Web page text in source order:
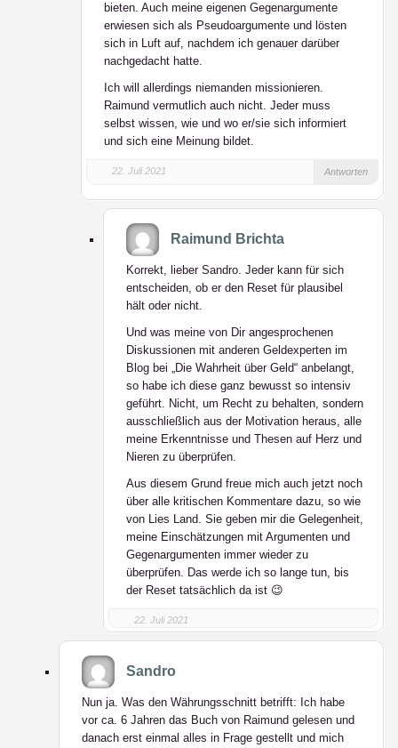
bieten. Auch meine eigenen Gegenargumente
erwiesen sich als Pseudoargumente und lösten
sich in Luft auf, nachdem ich genauer darüber
nachgedacht hatte.
Ich will allerdings niemanden missionieren.
Raimund vermutlich auch nicht. Jeder muss
selbst wissen, wie und wo er/sie sich informiert
und sich eine Meinung bildet.
22. Juli 2021 Antworten
Raimund Brichta
Korrekt, lieber Sandro. Jeder kann für sich
entscheiden, ob er den Reset für plausibel
hält oder nicht.
Und was meine von Dir angesprochenen
Diskussionen mit anderen Geldexperten im
Blog bei „Die Wahrheit über Geld“ anbelangt,
so habe ich diese ganz bewusst so intensiv
geführt. Nicht, um Recht zu behalten, sondern
ausschließlich aus der Motivation heraus, alle
meine Erkenntnisse und Thesen auf Herz und
Nieren zu überprüfen.
Aus diesem Grund freue mich auch jetzt noch
über alle kritischen Kommentare dazu, so wie
von Lies Land. Sie geben mir die Gelegenheit,
meine Einschätzungen mit Argumenten und
Gegenargumenten immer wieder zu
überprüfen. Das werde ich so lange tun, bis
der Reset tatsächlich da ist 😉
22. Juli 2021
Sandro
Nun ja. Was den Währungsschnitt betrifft: Ich habe
vor ca. 6 Jahren das Buch von Raimund gelesen und
danach erst einmal alles in Frage gestellt und mich